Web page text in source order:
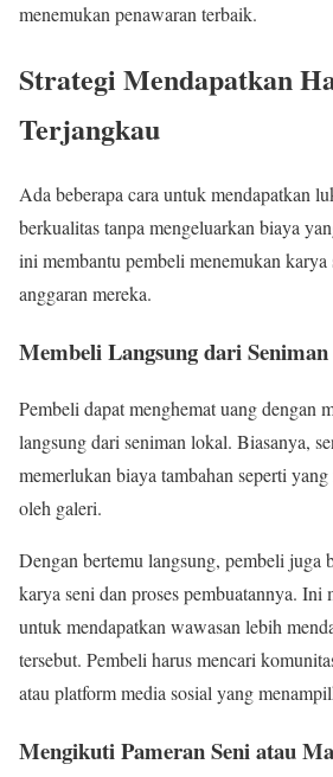
menemukan penawaran terbaik.
Strategi Mendapatkan
Terjangkau
Ada beberapa cara untuk mendapatkan
berkualitas tanpa mengeluarkan biaya
ini membantu pembeli menemukan
anggaran mereka.
Membeli Langsung dari
Pembeli dapat menghemat uang dengan
langsung dari seniman lokal. Biasanya,
memerlukan biaya tambahan seperti
oleh galeri.
Dengan bertemu langsung, pembeli juga
karya seni dan proses pembuatannya. Ini
untuk mendapatkan wawasan lebih
tersebut. Pembeli harus mencari
atau platform media sosial yang
Mengikuti Pameran Seni atau